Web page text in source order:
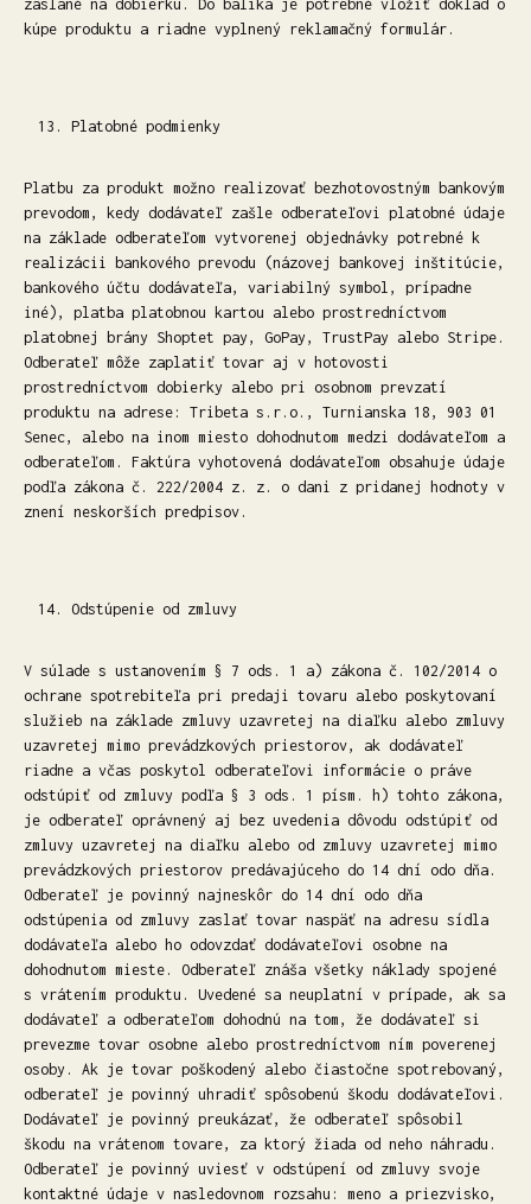
zaslané na dobierku. Do balíka je potrebné vložiť doklad o
kúpe produktu a riadne vyplnený reklamačný formulár.
Platobné podmienky
Platbu za produkt možno realizovať bezhotovostným bankovým
prevodom, kedy dodávateľ zašle odberateľovi platobné údaje
na základe odberateľom vytvorenej objednávky potrebné k
realizácii bankového prevodu (názovej bankovej inštitúcie,
bankového účtu dodávateľa, variabilný symbol, prípadne
iné), platba platobnou kartou alebo prostredníctvom
platobnej brány Shoptet pay, GoPay, TrustPay alebo Stripe.
Odberateľ môže zaplatiť tovar aj v hotovosti
prostredníctvom dobierky alebo pri osobnom prevzatí
produktu na adrese: Tribeta s.r.o., Turnianska 18, 903 01
Senec, alebo na inom miesto dohodnutom medzi dodávateľom a
odberateľom. Faktúra vyhotovená dodávateľom obsahuje údaje
podľa zákona č. 222/2004 z. z. o dani z pridanej hodnoty v
znení neskorších predpisov.
Odstúpenie od zmluvy
V súlade s ustanovením § 7 ods. 1 a) zákona č. 102/2014 o
ochrane spotrebiteľa pri predaji tovaru alebo poskytovaní
služieb na základe zmluvy uzavretej na diaľku alebo zmluvy
uzavretej mimo prevádzkových priestorov, ak dodávateľ
riadne a včas poskytol odberateľovi informácie o práve
odstúpiť od zmluvy podľa § 3 ods. 1 písm. h) tohto zákona,
je odberateľ oprávnený aj bez uvedenia dôvodu odstúpiť od
zmluvy uzavretej na diaľku alebo od zmluvy uzavretej mimo
prevádzkových priestorov predávajúceho do 14 dní odo dňa.
Odberateľ je povinný najneskôr do 14 dní odo dňa
odstúpenia od zmluvy zaslať tovar naspäť na adresu sídla
dodávateľa alebo ho odovzdať dodávateľovi osobne na
dohodnutom mieste. Odberateľ znáša všetky náklady spojené
s vrátením produktu. Uvedené sa neuplatní v prípade, ak sa
dodávateľ a odberateľom dohodnú na tom, že dodávateľ si
prevezme tovar osobne alebo prostredníctvom ním poverenej
osoby. Ak je tovar poškodený alebo čiastočne spotrebovaný,
odberateľ je povinný uhradiť spôsobenú škodu dodávateľovi.
Dodávateľ je povinný preukázať, že odberateľ spôsobil
škodu na vrátenom tovare, za ktorý žiada od neho náhradu.
Odberateľ je povinný uviesť v odstúpení od zmluvy svoje
kontaktné údaje v nasledovnom rozsahu: meno a priezvisko,